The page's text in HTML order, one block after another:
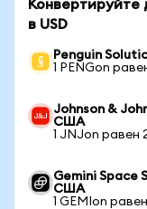
Конвертируйте
в USD
Penguin
1 PENGon
Johnson &
США
1 JNJon равен
Gemini Space
США
1 GEMIon